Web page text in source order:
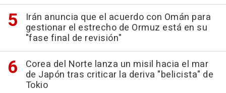
Irán anuncia que el acuerdo con Omán para
gestionar el estrecho de Ormuz está en su
"fase final de revisión"
Corea del Norte lanza un misil hacia el mar
de Japón tras criticar la deriva "belicista" de
Tokio